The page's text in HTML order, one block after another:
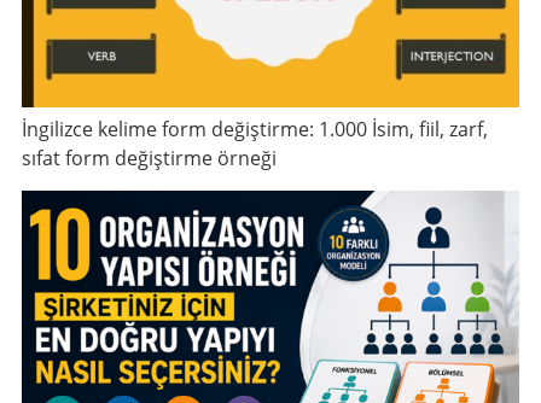
İngilizce kelime form değiştirme: 1.000 İsim, fiil, zarf,
sıfat form değiştirme örneği